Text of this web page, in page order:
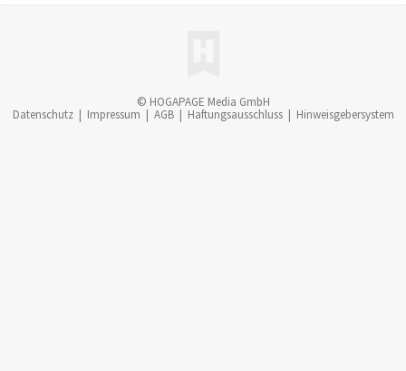
© HOGAPAGE Media GmbH
Datenschutz | Impressum | AGB | Haftungsausschluss | Hinweisgebersystem